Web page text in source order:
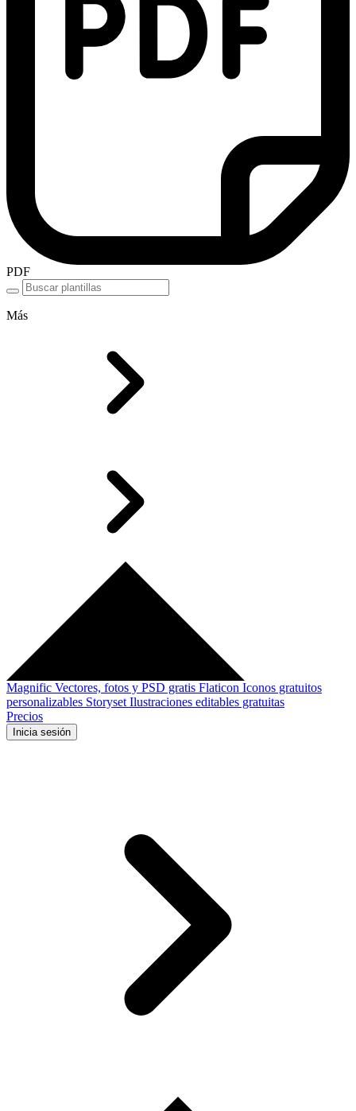
PDF
Más
Magnific Vectores, fotos y PSD gratis Flaticon Iconos gratuitos
personalizables Storyset Ilustraciones editables gratuitas
Precios
Inicia sesión